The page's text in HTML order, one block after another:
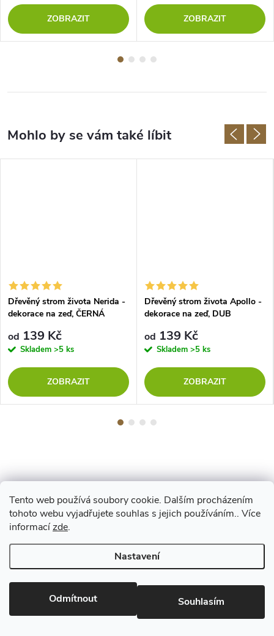
Tento web používá soubory cookie. Dalším procházením
tohoto webu vyjadřujete souhlas s jejich používáním.. Více
informacízde.
Nastavení
Odmítnout Souhlasím
ZOBRAZIT ZOBRAZIT
Dřevěný strom života Nerida -
dekorace na zeď, ČERNÁ
od 139 Kč
Skladem >5 ks
ZOBRAZIT
Dřevěný strom života Apollo -
dekorace na zeď, DUB
od 139 Kč
Skladem >5 ks
ZOBRAZIT
Z
á
p
a
Copyright 2026www.vyrejeme.cz. Všechna práva vyhrazena.Upravit
nastavení cookies